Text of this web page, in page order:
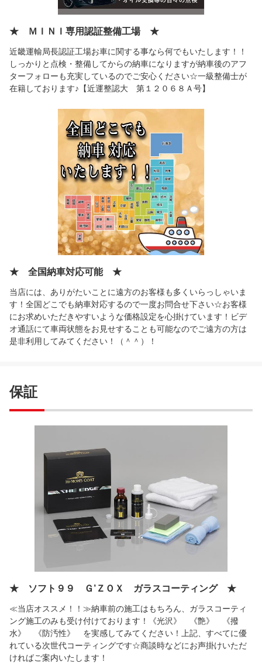
★ ＭＩＮＩ専用認証整備工場 ★
近畿運輸局長認証工場お車に関する事なら何でもいたします！！
しっかりと点検・整備してからの納車になりますが納車後のアフ
ターフォローも充実しているのでご安心ください☆一級整備士が
在籍しております♪【近運整認大 第１２０６８Ａ号】
★ 全国納車対応可能 ★
当店には、ありがたいことに遠方のお客様も多くいらっしゃいま
す！全国どこでも納車対応するので一度お問合せ下さい☆お客様
にお求めいただきやすいような価格設定を心掛けています！ビデ
オ通話にて車両状態をお見せすることも可能なのでご遠方の方は
是非利用してみてください！（＾＾）！
保証
★ ソフト９９ Ｇ’ＺＯＸ ガラスコーティング ★
≪当店オススメ！！≫納車前の施工はもちろん、ガラスコーティ
ング施工のみも受け付けております！《光沢》 《艶》 《撥
水》 《防汚性》 を実感してみてください！上記、すべてに優
れている次世代コーティングです☆商談時などにお声掛けいただ
ければご案内いたします！